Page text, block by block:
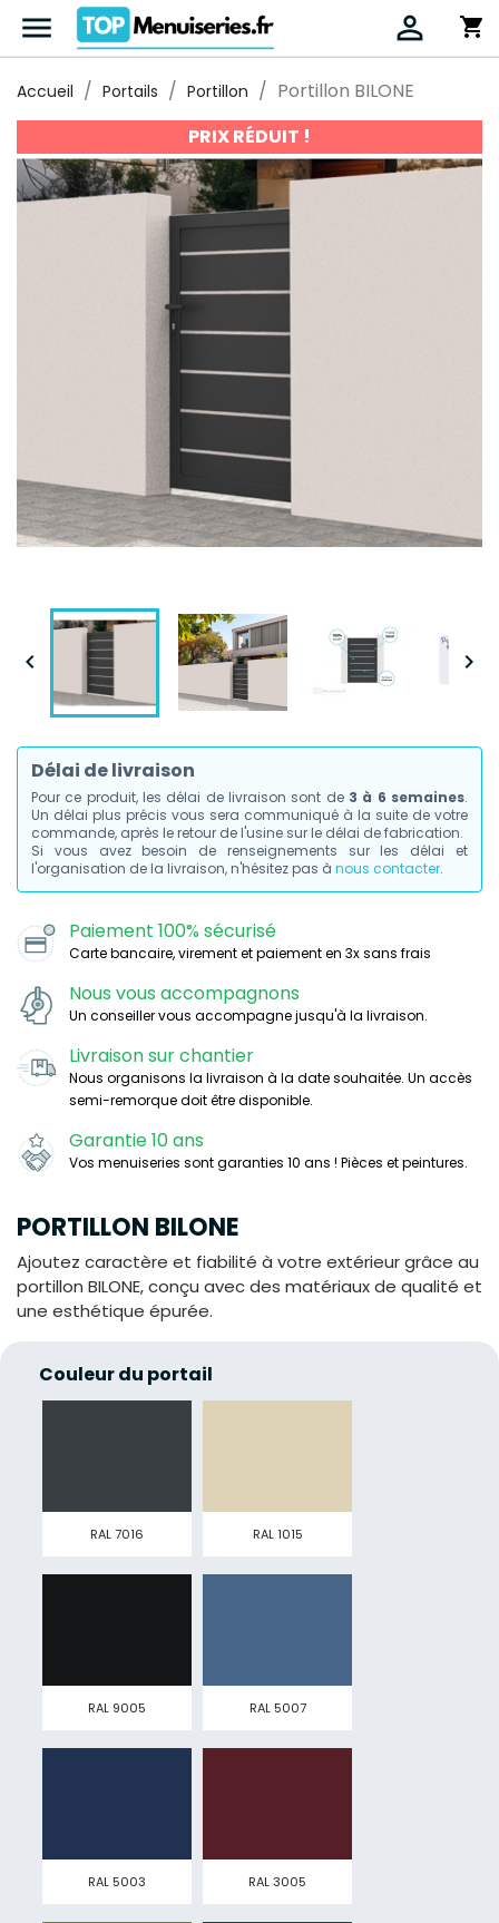
 shopping_cart

Accueil Portails Portillon
Portillon BILONE
PRIX RÉDUIT !
 
Délai de livraison
Pour ce produit, les délai de livraison sont de 3 à 6 semaines.
Un délai plus précis vous sera communiqué à la suite de votre
commande, après le retour de l'usine sur le délai de fabrication.
Si vous avez besoin de renseignements sur les délai et
l'organisation de la livraison, n'hésitez pas à nous contacter.
Paiement 100% sécurisé
Carte bancaire, virement et paiement en 3x sans frais
Nous vous accompagnons
Un conseiller vous accompagne jusqu'à la livraison.
Livraison sur chantier
Nous organisons la livraison à la date souhaitée. Un accès
semi-remorque doit être disponible.
Garantie 10 ans
Vos menuiseries sont garanties 10 ans ! Pièces et peintures.
PORTILLON BILONE
Ajoutez caractère et fiabilité à votre extérieur grâce au
portillon BILONE, conçu avec des matériaux de qualité et
une esthétique épurée.
Couleur du portail
RAL 7016 RAL 1015
RAL 9005 RAL 5007
RAL 5003 RAL 3005